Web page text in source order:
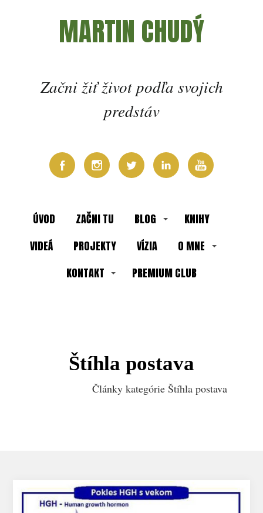
MARTIN CHUDÝ
Začni žiť život podľa svojich
predstáv
ÚVOD ZAČNI TU BLOG
KNIHY
VIDEÁ
PROJEKTY VÍZIA
O MNE
KONTAKT
PREMIUM CLUB
Štíhla postava
Články kategórie Štíhla postava